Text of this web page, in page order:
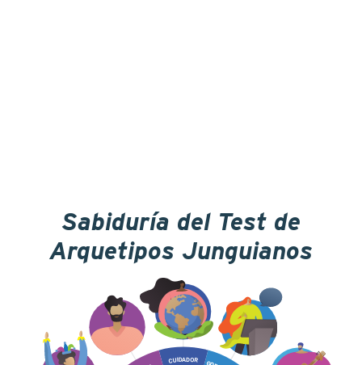
Sabiduría del Test de
Arquetipos Junguianos